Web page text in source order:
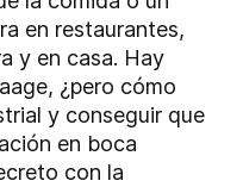
en restaurantes,
y en casa. Hay
¿pero cómo
y conseguir que
en boca
con la